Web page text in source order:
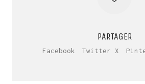
PARTAGER
Facebook Twitter X